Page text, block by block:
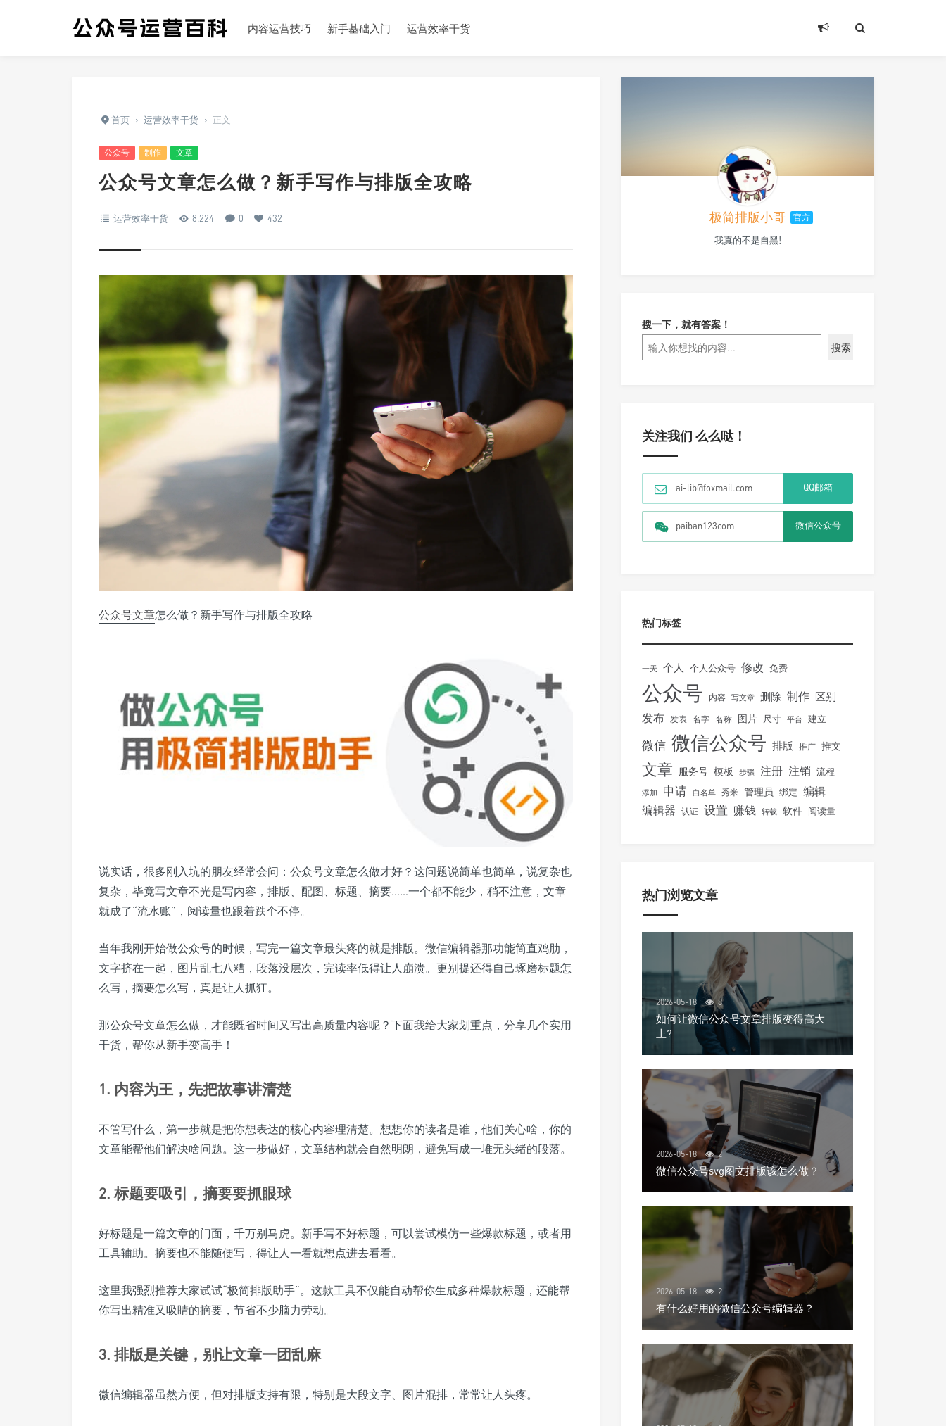
内容运营技巧 新手基础入门 运营效率干货
首页 › 运营效率干货 › 正文
公众号 制作 文章
公众号文章怎么做？新手写作与排版全攻略
运营效率干货 8,224 0 432
公众号文章怎么做？新手写作与排版全攻略
说实话，很多刚入坑的朋友经常会问：公众号文章怎么做才好？这问题说简单也简单，说复杂也
复杂，毕竟写文章不光是写内容，排版、配图、标题、摘要……一个都不能少，稍不注意，文章
就成了“流水账”，阅读量也跟着跌个不停。
当年我刚开始做公众号的时候，写完一篇文章最头疼的就是排版。微信编辑器那功能简直鸡肋，
文字挤在一起，图片乱七八糟，段落没层次，完读率低得让人崩溃。更别提还得自己琢磨标题怎
么写，摘要怎么写，真是让人抓狂。
那公众号文章怎么做，才能既省时间又写出高质量内容呢？下面我给大家划重点，分享几个实用
干货，帮你从新手变高手！
1. 内容为王，先把故事讲清楚
不管写什么，第一步就是把你想表达的核心内容理清楚。想想你的读者是谁，他们关心啥，你的
文章能帮他们解决啥问题。这一步做好，文章结构就会自然明朗，避免写成一堆无头绪的段落。
2. 标题要吸引，摘要要抓眼球
好标题是一篇文章的门面，千万别马虎。新手写不好标题，可以尝试模仿一些爆款标题，或者用
工具辅助。摘要也不能随便写，得让人一看就想点进去看看。
这里我强烈推荐大家试试“极简排版助手”。这款工具不仅能自动帮你生成多种爆款标题，还能帮
你写出精准又吸睛的摘要，节省不少脑力劳动。
3. 排版是关键，别让文章一团乱麻
微信编辑器虽然方便，但对排版支持有限，特别是大段文字、图片混排，常常让人头疼。
极简排版小哥 官方
我真的不是自黑!
搜一下，就有答案！
搜索
关注我们 么么哒！
ai-lib@foxmail.com QQ邮箱
paiban123com 微信公众号
热门标签
一天 个人 个人公众号 修改 免费
公众号 内容 写文章 删除 制作 区别
发布 发表 名字 名称 图片 尺寸 平台 建立
微信 微信公众号 排版 推广 推文
文章 服务号 模板 步骤 注册 注销 流程
添加 申请 白名单 秀米 管理员 绑定 编辑
编辑器
认证 设置 赚钱 转载 软件 阅读量
热门浏览文章
2026-05-18 8
如何让微信公众号文章排版变得高大
上?
2026-05-18 2
微信公众号svg图文排版该怎么做？
2026-05-18 2
有什么好用的微信公众号编辑器？